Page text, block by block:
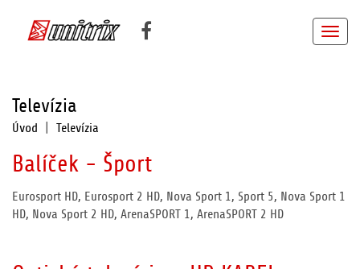
Televízia
Úvod Televízia
Balíček - Šport
Eurosport HD, Eurosport 2 HD, Nova Sport 1, Sport 5, Nova Sport 1
HD, Nova Sport 2 HD, ArenaSPORT 1, ArenaSPORT 2 HD